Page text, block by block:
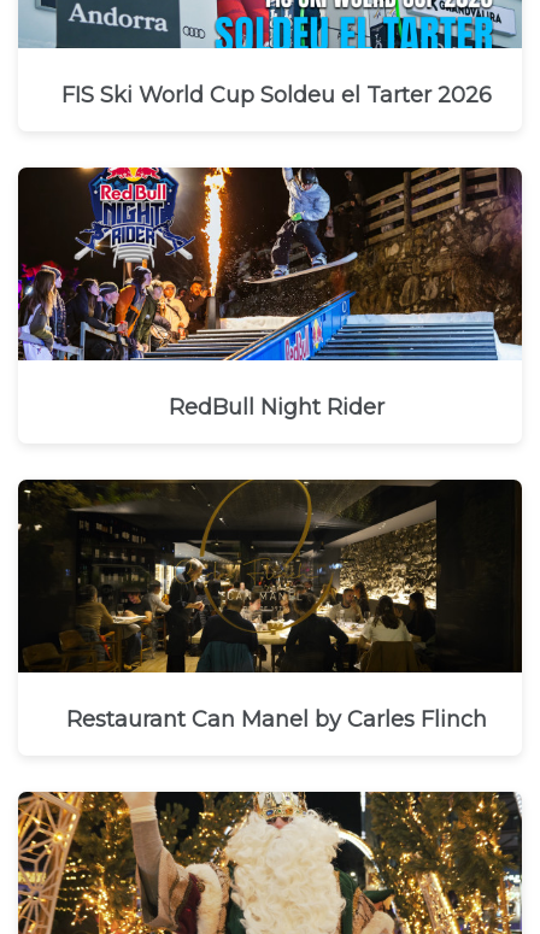
FIS Ski World Cup Soldeu el Tarter 2026
RedBull Night Rider
Restaurant Can Manel by Carles Flinch